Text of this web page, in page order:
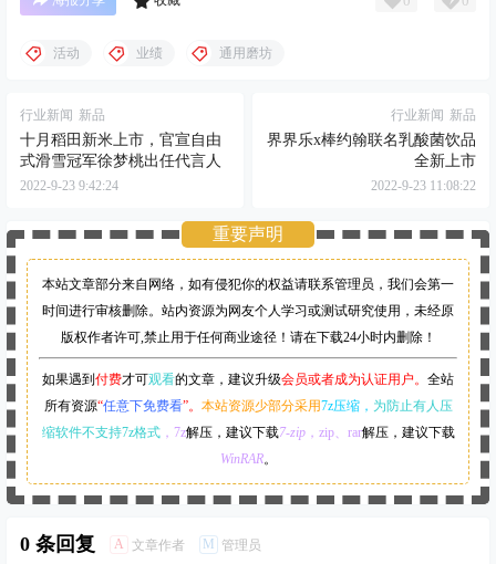
活动 业绩 通用磨坊
行业新闻 新品
十月稻田新米上市，官宣自由
式滑雪冠军徐梦桃出任代言人
2022-9-23 9:42:24
行业新闻 新品
界界乐x棒约翰联名乳酸菌饮品
全新上市
2022-9-23 11:08:22
重要声明
本站文章部分来自网络，如有侵犯你的权益请联系管理员， 我们会第一
时间进行审核删除。站内资源为网友个人学习或测试研究使用，未经原
版权作者许可,禁止用于任何商业途径！请在下载24小时内删除！
如果遇到 付费才可观看的文章，建议升级会员或者成为认证用户。 全站
所有资源“任意下免费看”。 本站资源少部分采用7z压缩， 为防止有人压
缩软件不支持7z格式，7z解压，建议下载7-zip，zip、rar解压，建议下载
WinRAR。
0 条回复 A 文章作者 M 管理员